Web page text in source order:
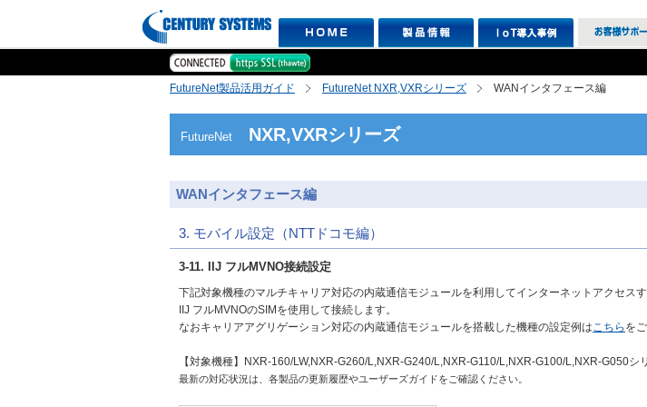
FutureNet製品活用ガイド FutureNet NXR,VXRシリーズ WANインタフェース編
FutureNet NXR,VXRシリーズ
WANインタフェース編
3. モバイル設定（NTTドコモ編）
3-11. IIJ フルMVNO接続設定
下記対象機種のマルチキャリア対応の内蔵通信モジュールを利用してインターネットアクセス
IIJ フルMVNOのSIMを使用して接続します。
なおキャリアアグリゲーション対応の内蔵通信モジュールを搭載した機種の設定例はこちら を
【対象機種】NXR-160/LW,NXR-G260/L,NXR-G240/L,NXR-G110/L,NXR-G100/L,NXR-G050シ
最新の対応状況は、各製品の更新履歴やユーザーズガイドをご確認ください。